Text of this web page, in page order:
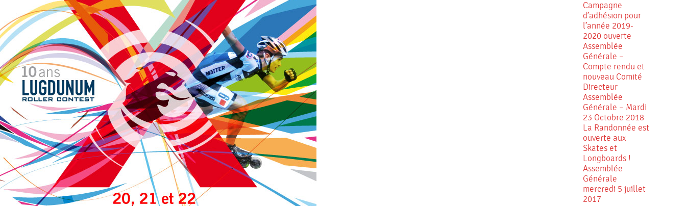
Campagne
d’adhésion pour
l’année 2019-
2020 ouverte
Assemblée
Générale –
Compte rendu et
nouveau Comité
Directeur
Assemblée
Générale – Mardi
23 Octobre 2018
La Randonnée est
ouverte aux
Skates et
Longboards !
Assemblée
Générale
mercredi 5 juillet
2017